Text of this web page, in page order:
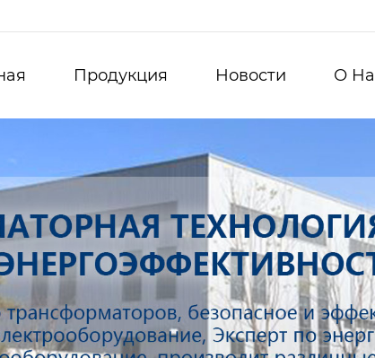
Продукция Новости О